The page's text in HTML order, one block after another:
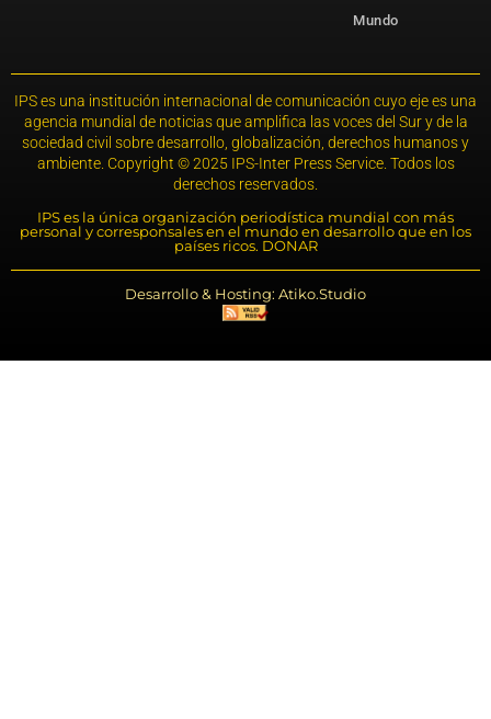
Mundo
IPS es una institución internacional de comunicación cuyo eje es una
agencia mundial de noticias que amplifica las voces del Sur y de la
sociedad civil sobre desarrollo, globalización, derechos humanos y
ambiente. Copyright © 2025 IPS-Inter Press Service. Todos los
derechos reservados.
IPS es la única organización periodística mundial con más
personal y corresponsales en el mundo en desarrollo que en los
países ricos. DONAR
Desarrollo & Hosting: Atiko.Studio